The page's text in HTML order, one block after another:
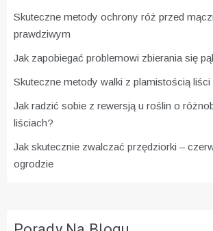
Skuteczne metody ochrony róż przed
prawdziwym
Jak zapobiegać problemowi zbierania się
Skuteczne metody walki z plamistością
Jak radzić sobie z rewersją u roślin o
liściach?
Jak skutecznie zwalczać przędziorki –
ogrodzie